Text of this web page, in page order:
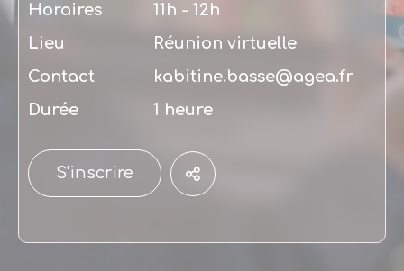
Horaires
11h - 12h
Lieu
Réunion virtuelle
Contact
kabitine.basse@agea.fr
Durée
1 heure
S'inscrire